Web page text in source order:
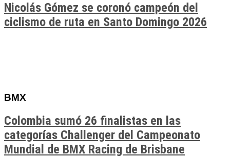
Nicolás Gómez se coronó campeón del
ciclismo de ruta en Santo Domingo 2026
BMX
Colombia sumó 26 finalistas en las
categorías Challenger del Campeonato
Mundial de BMX Racing de Brisbane